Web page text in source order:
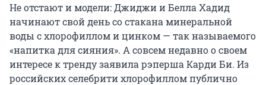
Не отстают и модели: Джиджи и Белла Хадид
начинают свой день со стакана минеральной
воды с хлорофиллом и цинком — так называемого
«напитка для сияния». А совсем недавно о своем
интересе к тренду заявила рэперша Карди Би. Из
российских селебрити хлорофиллом публично